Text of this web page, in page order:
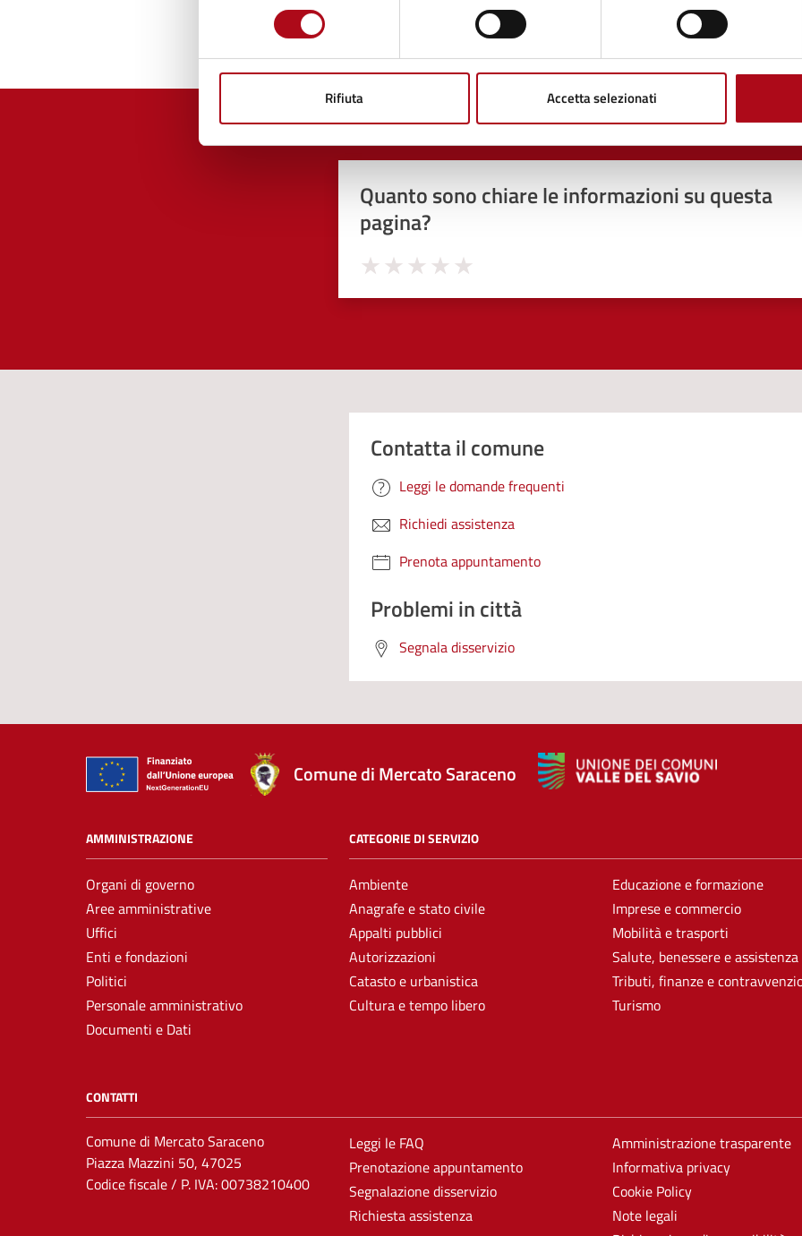
Rifiuta Accetta selezionati
Quanto sono chiare le informazioni su questa
pagina?
Contatta il comune
Leggi le domande frequenti
Richiedi assistenza
Prenota appuntamento
Problemi in città
Segnala disservizio
Comune di Mercato Saraceno
AMMINISTRAZIONE
Organi di governo
Aree amministrative
Uffici
Enti e fondazioni
Politici
Personale amministrativo
Documenti e Dati
CATEGORIE DI SERVIZIO
Ambiente
Anagrafe e stato civile
Appalti pubblici
Autorizzazioni
Catasto e urbanistica
Cultura e tempo libero
Educazione e formazione
Imprese e commercio
Mobilità e trasporti
Salute, benessere e assistenza
Tributi, finanze e
Turismo
CONTATTI
Comune di Mercato Saraceno
Piazza Mazzini 50, 47025
Codice fiscale / P. IVA: 00738210400
Leggi le FAQ
Prenotazione appuntamento
Segnalazione disservizio
Richiesta assistenza
Amministrazione trasparente
Informativa privacy
Cookie Policy
Note legali